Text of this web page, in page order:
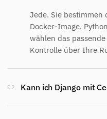
Jede. Sie
Docker-Image.
wählen das
Kontrolle über Ihre
02 Kann ich Django mit